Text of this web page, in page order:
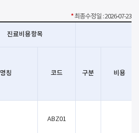
*최종수정일 : 2026-07-23
진료비용항목
명칭 코드 구분 비용
ABZ01